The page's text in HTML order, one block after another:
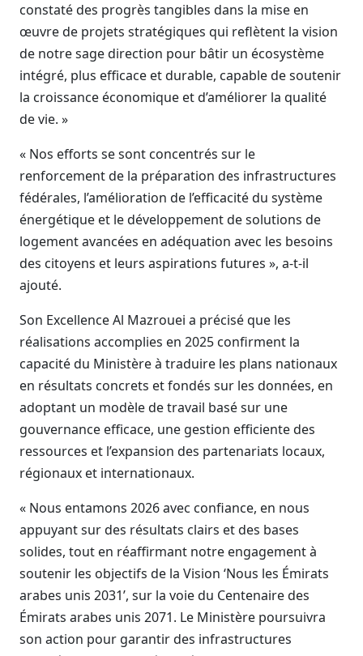
constaté des progrès tangibles dans la mise en
œuvre de projets stratégiques qui reflètent la vision
de notre sage direction pour bâtir un écosystème
intégré, plus efficace et durable, capable de soutenir
la croissance économique et d’améliorer la qualité
de vie. »
« Nos efforts se sont concentrés sur le
renforcement de la préparation des infrastructures
fédérales, l’amélioration de l’efficacité du système
énergétique et le développement de solutions de
logement avancées en adéquation avec les besoins
des citoyens et leurs aspirations futures », a-t-il
ajouté.
Son Excellence Al Mazrouei a précisé que les
réalisations accomplies en 2025 confirment la
capacité du Ministère à traduire les plans nationaux
en résultats concrets et fondés sur les données, en
adoptant un modèle de travail basé sur une
gouvernance efficace, une gestion efficiente des
ressources et l’expansion des partenariats locaux,
régionaux et internationaux.
« Nous entamons 2026 avec confiance, en nous
appuyant sur des résultats clairs et des bases
solides, tout en réaffirmant notre engagement à
soutenir les objectifs de la Vision ‘Nous les Émirats
arabes unis 2031’, sur la voie du Centenaire des
Émirats arabes unis 2071. Le Ministère poursuivra
son action pour garantir des infrastructures